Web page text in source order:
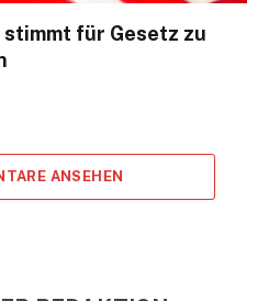
stimmt für Gesetz zu
ANSEHEN